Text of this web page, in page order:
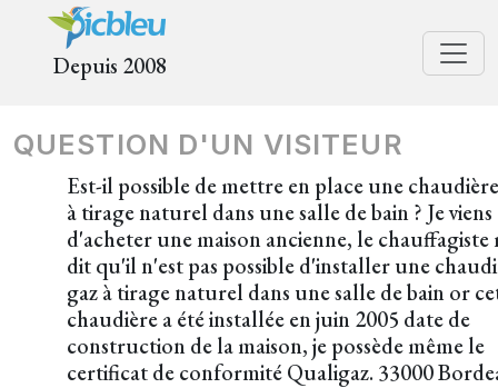
Depuis 2008
QUESTION D'UN VISITEUR
Est-il possible de mettre en place une
à tirage naturel dans une salle de bain ? Je viens
d'acheter une maison ancienne, le chauffagiste
dit qu'il n'est pas possible d'installer une
gaz à tirage naturel dans une salle de bain or
chaudière a été installée en juin 2005 date de
construction de la maison, je possède même le
certificat de conformité Qualigaz. 33000